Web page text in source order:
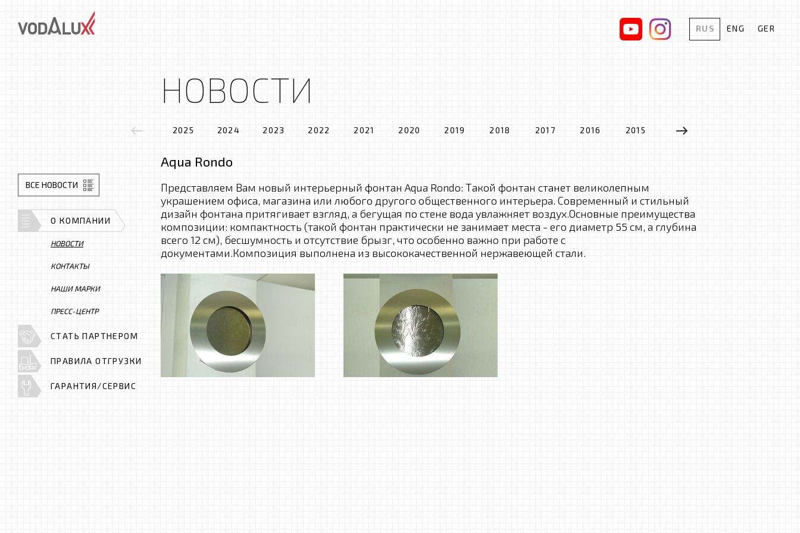
RUS ENG GER
НОВОСТИ
2025 2024 2023 2022 2021 2020 2019 2018 2017 2016 2015 2014 2013 2012
Aqua Rondo
Представляем Вам новый интерьерный фонтан Aqua Rondo: Такой фонтан станет великолепным
украшением офиса, магазина или любого другого общественного интерьера. Современный и стильный
дизайн фонтана притягивает взгляд, а бегущая по стене вода увлажняет воздух.Основные преимущества
композиции: компактность (такой фонтан практически не занимает места - его диаметр 55 см, а глубина
всего 12 см), бесшумность и отсутствие брызг, что особенно важно при работе с
документами.Композиция выполнена из высококачественной нержавеющей стали.
ВСЕ НОВОСТИ
О КОМПАНИИ
НОВОСТИ
КОНТАКТЫ
НАШИ МАРКИ
ПРЕСС-ЦЕНТР
СТАТЬ ПАРТНЕРОМ
ПРАВИЛА ОТГРУЗКИ
ГАРАНТИЯ/СЕРВИС